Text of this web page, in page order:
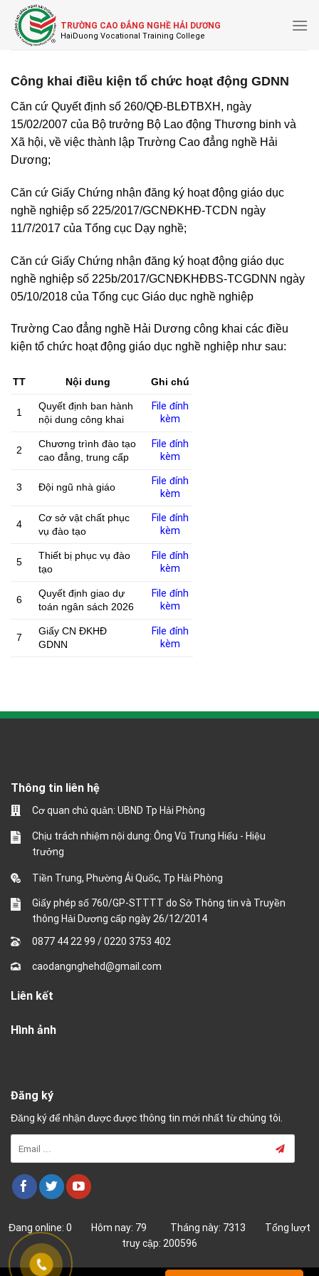
Skip
content
TRƯỜNG CAO ĐẲNG NGHỀ HẢI DƯƠNG
Công khai điều kiện tổ chức hoạt động GDNN
Căn cứ Quyết định số 260/QĐ-BLĐTBXH, ngày
15/02/2007 của Bộ trưởng Bộ Lao động Thương binh và
Xã hội, về việc thành lập Trường Cao đẳng nghề Hải
Dương;
Căn cứ Giấy Chứng nhận đăng ký hoạt động giáo dục
nghề nghiệp số 225/2017/GCNĐKHĐ-TCDN ngày
11/7/2017 của Tổng cục Dạy nghề;
Căn cứ Giấy Chứng nhận đăng ký hoạt động giáo dục
nghề nghiệp số 225b/2017/GCNĐKHĐBS-TCGDNN ngày
05/10/2018 của Tổng cục Giáo dục nghề nghiệp
Trường Cao đẳng nghề Hải Dương công khai các điều
kiện tổ chức hoạt động giáo dục nghề nghiệp như sau:
TT Nội dung Ghi chú
1
Quyết định ban hành
nội dung công khai
File đính
kèm
2
Chương trình đào tạo
cao đẳng, trung cấp
File đính
kèm
3 Đội ngũ nhà giáo
File đính
kèm
4
Cơ sở vật chất phục
vụ đào tạo
File đính
kèm
5
Thiết bị phục vụ đào
tạo
File đính
kèm
6
Quyết định giao dự
toán ngân sách 2026
File đính
kèm
7
Giấy CN ĐKHĐ
GDNN
File đính
kèm
Thông tin liên hệ
Cơ quan chủ quản: UBND Tp Hải Phòng
Chịu trách nhiệm nội dung: Ông Vũ Trung Hiếu - Hiệu
trưởng
Tiền Trung, Phường Ái Quốc, Tp Hải Phòng
Giấy phép số 760/GP-STTTT do Sở Thông tin và Truyền
thông Hải Dương cấp ngày 26/12/2014
0877 44 22 99 /0220 3753 402
caodangnghehd@gmail.com
Liên kết
Hình ảnh
Đăng ký
Đăng ký để nhận được được thông tin mới nhất từ chúng tôi.
Đang online: 0 Hôm nay: 79 Tháng này: 7313 Tổng lượt
truy cập: 200596